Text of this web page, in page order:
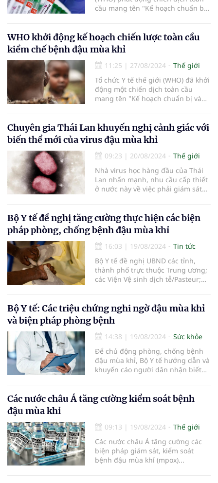
cầu mang tên "Kế hoạch chuẩn bị
truyền bệnh đậu mùa khỉ (mpox) từ
người sang người.
WHO khởi động kế hoạch chiến lược toàn cầu
kiềm chế bệnh đậu mùa khỉ
11:25 | 27/08/2024
Thế giới
Tổ chức Y tế thế giới (WHO) đã khởi
động một chiến dịch toàn cầu
mang tên "Kế hoạch chuẩn bị và
Chuyên gia Thái Lan khuyến nghị cảnh giác với
biến thể mới của virus đậu mùa khỉ
09:23 | 20/08/2024
Thế giới
Nhà virus học hàng đầu của Thái
Lan nhấn mạnh, nhu cầu cấp thiết
ở nước này về việc phải giám sát
Bộ Y tế đề nghị tăng cường thực hiện các biện
pháp phòng, chống bệnh đậu mùa khỉ
16:03 | 19/08/2024
Tin tức
Bộ Y tế đề nghị UBND các tỉnh,
thành phố trực thuộc Trung ương;
các Viện Vệ sinh dịch tễ/Pasteur;
chống bệnh đậu mùa khỉ.
Bộ Y tế: Các triệu chứng nghi ngờ đậu mùa khỉ
và biện pháp phòng bệnh
14:38 | 19/08/2024
Sức khỏe
Để chủ động phòng, chống bệnh
đậu mùa khỉ, Bộ Y tế hướng dẫn và
khuyến cáo người dân nhận biết
Các nước châu Á tăng cường kiểm soát bệnh
đậu mùa khỉ
09:13 | 19/08/2024
Thế giới
Các nước châu Á tăng cường các
biện pháp giám sát, kiểm soát
bệnh đậu mùa khỉ (mpox)...